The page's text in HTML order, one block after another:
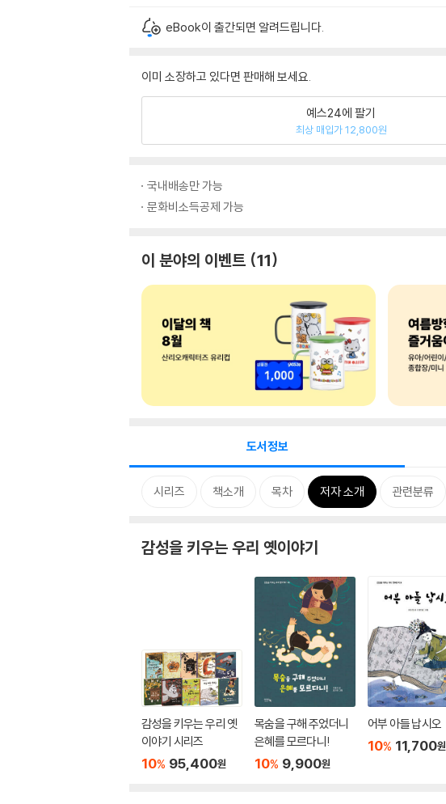
eBook이 출간되면 알려드립니다.
이미 소장하고 있다면 판매해 보세요.
예스24에 팔기
최상 매입가 12,800원
국내배송만 가능
문화비소득공제 가능
이 분야의 이벤트 11
도서정보
시리즈 책소개 목차 저자 소개 관련분류
감성을 키우는 우리 옛이야기
감성을 키우는 우리 옛
이야기 시리즈
10% 95,400원
목숨을 구해 주었더니
은혜를 모르다니!
10% 9,900원
어부 아들 납시오
10% 11,700원